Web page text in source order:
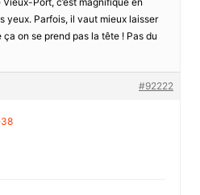
yeux. Parfois, il vaut mieux laisser
ça on se prend pas la tête ! Pas du
#92222